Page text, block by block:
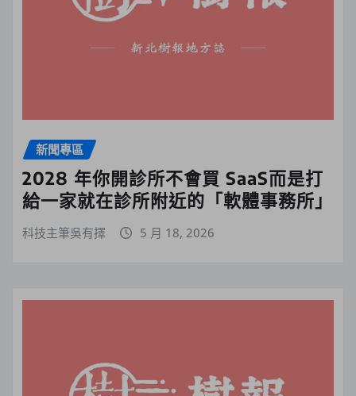
新聞專區
2028 年你開診所不會買 SaaS而是打
給一家就在診所附近的「軟體事務所」
科技主筆吳有擇 5 月 18, 2026